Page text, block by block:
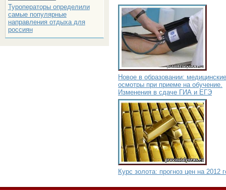
Туроператоры определили
самые популярные
направления отдыха для
россиян
Новое в образовании: медицинские
осмотры при приеме на обучение.
Изменения в сдаче ГИА и ЕГЭ
Курс золота: прогноз цен на 2012